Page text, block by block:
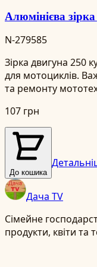
Алюмінієва
N-279585
Зірка двигуна 250
для мотоциклів.
та ремонту
107 грн
До кошика
Дача TV
Сімейне
продукти, квіти та